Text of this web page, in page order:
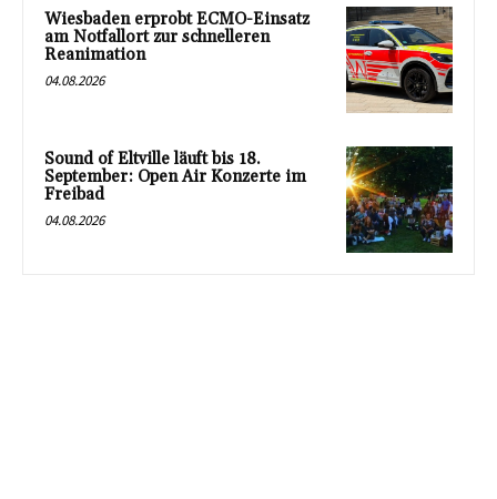
Wiesbaden erprobt ECMO-Einsatz
am Notfallort zur schnelleren
Reanimation
04.08.2026
Sound of Eltville läuft bis 18.
September: Open Air Konzerte im
Freibad
04.08.2026